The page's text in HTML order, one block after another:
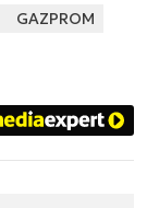
GAZPROM